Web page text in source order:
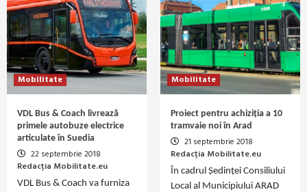
Mobilitate
VDL Bus & Coach livrează
primele autobuze electrice
articulate în Suedia
22 septembrie 2018
Redacția Mobilitate.eu
VDL Bus & Coach va furniza
Mobilitate
Proiect pentru achiziția a 10
tramvaie noi în Arad
21 septembrie 2018
Redacția Mobilitate.eu
În cadrul Şedinţei Consiliului
Local al Municipiului ARAD